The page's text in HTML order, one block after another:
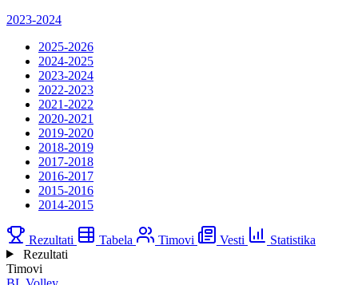
2023-2024
2025-2026
2024-2025
2023-2024
2022-2023
2021-2022
2020-2021
2019-2020
2018-2019
2017-2018
2016-2017
2015-2016
2014-2015
Rezultati Tabela Timovi Vesti
Statistika
Rezultati
Timovi